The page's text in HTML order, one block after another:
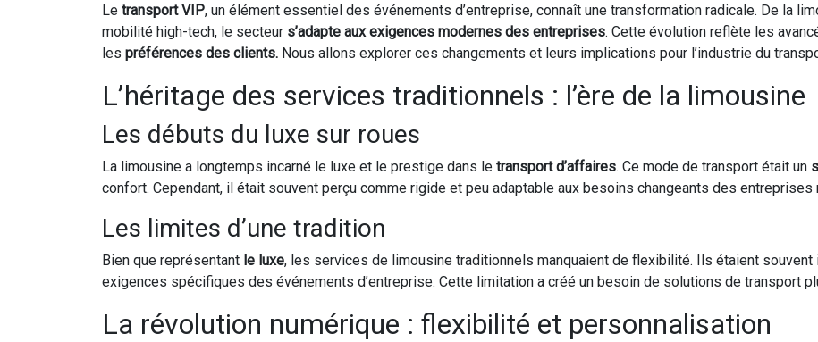
Le transport VIP, un élément essentiel des événements d’entreprise, connaît une transformation radicale. De la
mobilité high-tech, le secteur s’adapte aux exigences modernes des entreprises. Cette évolution reflète les
les préférences des clients. Nous allons explorer ces changements et leurs implications pour l’industrie du
L’héritage des services traditionnels : l’ère de la limousine
Les débuts du luxe sur roues
La limousine a longtemps incarné le luxe et le prestige dans le transport d’affaires. Ce mode de transport était un
confort. Cependant, il était souvent perçu comme rigide et peu adaptable aux besoins changeants des entreprises
Les limites d’une tradition
Bien que représentant le luxe, les services de limousine traditionnels manquaient de flexibilité. Ils étaient
exigences spécifiques des événements d’entreprise. Cette limitation a créé un besoin de solutions de transport
La révolution numérique : flexibilité et personnalisation